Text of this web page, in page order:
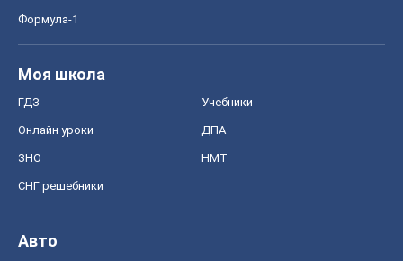
Формула-1
Моя школа
ГДЗ Учебники
Онлайн уроки ДПА
ЗНО НМТ
СНГ решебники
Авто